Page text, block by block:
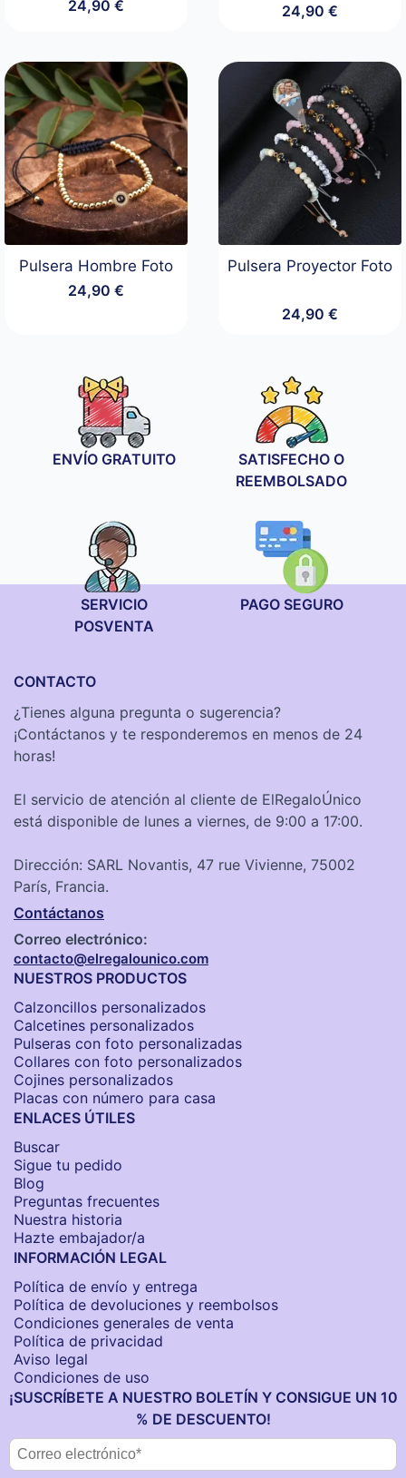
24,90€ 24,90 €
Pulsera Hombre Foto
24,90€
Pulsera Proyector Foto
24,90 €
ENVÍO GRATUITO
SATISFECHO O
REEMBOLSADO
SERVICIO
POSVENTA
PAGO SEGURO
CONTACTO
¿Tienes alguna pregunta o sugerencia?
¡Contáctanos y te responderemos en menos de 24
horas!
El servicio de atención al cliente de ElRegaloÚnico
está disponible de lunes a viernes, de 9:00 a 17:00.
Dirección: SARL Novantis, 47 rue Vivienne, 75002
París, Francia.
Contáctanos
Correo electrónico:
contacto@elregalounico.com
NUESTROS PRODUCTOS
Calzoncillos personalizados​
Calcetines personalizados
Pulseras con foto personalizadas
Collares con foto personalizados
Cojines personalizados
Placas con número para casa
ENLACES ÚTILES
Buscar
Sigue tu pedido
Blog
Preguntas frecuentes
Nuestra historia
Hazte embajador/a
INFORMACIÓN LEGAL
Política de envío y entrega
Política de devoluciones y reembolsos
Condiciones generales de venta
Política de privacidad
Aviso legal
Condiciones de uso
¡SUSCRÍBETE A NUESTRO BOLETÍN Y CONSIGUE UN 10
% DE DESCUENTO!